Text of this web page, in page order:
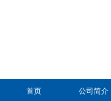
首页 公司简介